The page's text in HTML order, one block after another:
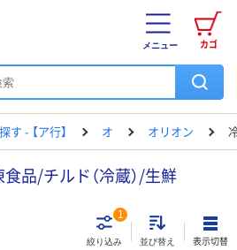
カゴ
メニュー
- 【ア行】 オ オリオン
品/チルド（冷蔵）/生鮮
絞り込み
1
並び替え 表示切替